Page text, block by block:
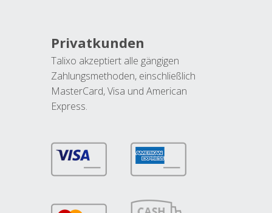
Privatkunden
Talixo akzeptiert alle gängigen
Zahlungsmethoden, einschließlich
MasterCard, Visa und American
Express.